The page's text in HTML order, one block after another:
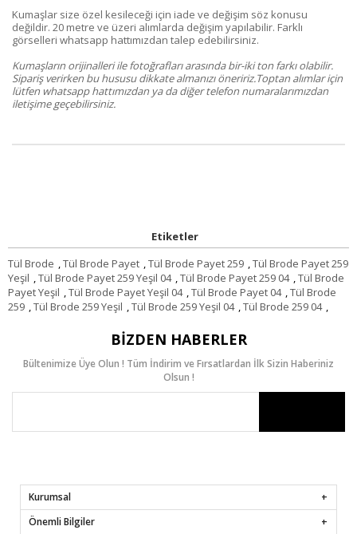
Kumaşlar size özel kesileceği için iade ve değişim söz konusu
değildir. 20 metre ve üzeri alımlarda değişim yapılabilir. Farklı
görselleri whatsapp hattımızdan talep edebilirsiniz.
Kumaşların orijinalleri ile fotoğrafları arasında bir-iki ton farkı olabilir.
Sipariş verirken bu hususu dikkate almanızı öneririz.Toptan alımlar için
lütfen whatsapp hattımızdan ya da diğer telefon numaralarımızdan
iletişime geçebilirsiniz.
Etiketler
Tül Brode ,Tül Brode Payet ,Tül Brode Payet 259 ,Tül Brode Payet 259
Yeşil ,Tül Brode Payet 259 Yeşil 04 ,Tül Brode Payet 259 04 ,Tül Brode
Payet Yeşil ,Tül Brode Payet Yeşil 04 ,Tül Brode Payet 04 ,Tül Brode
259 ,Tül Brode 259 Yeşil ,Tül Brode 259 Yeşil 04 ,Tül Brode 259 04 ,
BIZDEN HABERLER
Bültenimize Üye Olun ! Tüm İndirim ve Fırsatlardan İlk Sizin Haberiniz
Olsun !
Kurumsal
Önemli Bilgiler